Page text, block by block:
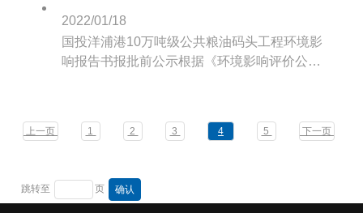
2022/01/18
国投洋浦港10万吨级公共粮油码头工程环境影
响报告书报批前公示根据《环境影响评价公众
上一页 1 2 3 4 5 下一页
跳转至 页